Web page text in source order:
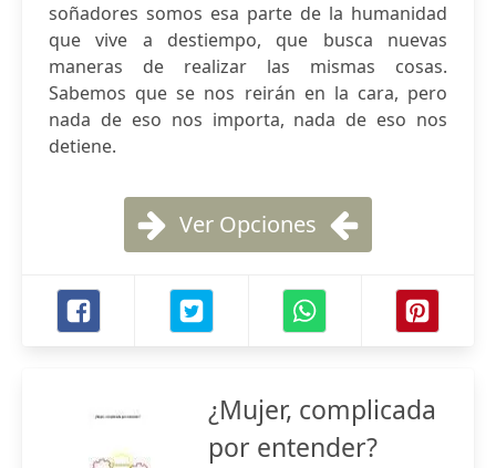
soñadores somos esa parte de la humanidad
que vive a destiempo, que busca nuevas
maneras de realizar las mismas cosas.
Sabemos que se nos reirán en la cara, pero
nada de eso nos importa, nada de eso nos
detiene.
Ver Opciones
¿Mujer, complicada
por entender?